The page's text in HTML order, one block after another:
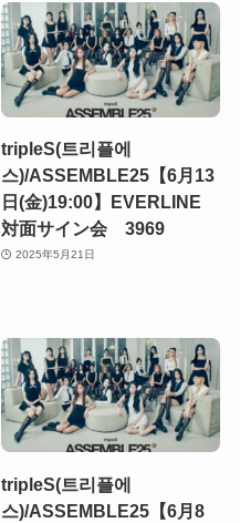
tripleS(트리플에
스)/ASSEMBLE25【6月13
日(金)19:00】EVERLINE
対面サイン会 3969
2025年5月21日
tripleS(트리플에
스)/ASSEMBLE25【6月8